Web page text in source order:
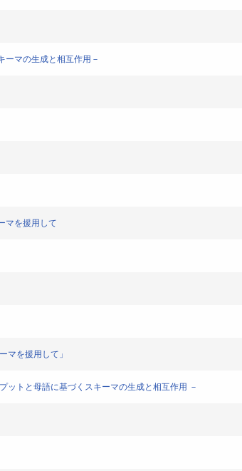
ーマの生成と相互作用－
マを援用して
マを援用して」
ットと母語に基づくスキーマの生成と相互作用 －